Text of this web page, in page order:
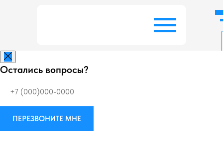
Остались вопросы?
ПЕРЕЗВОНИТЕ МНЕ